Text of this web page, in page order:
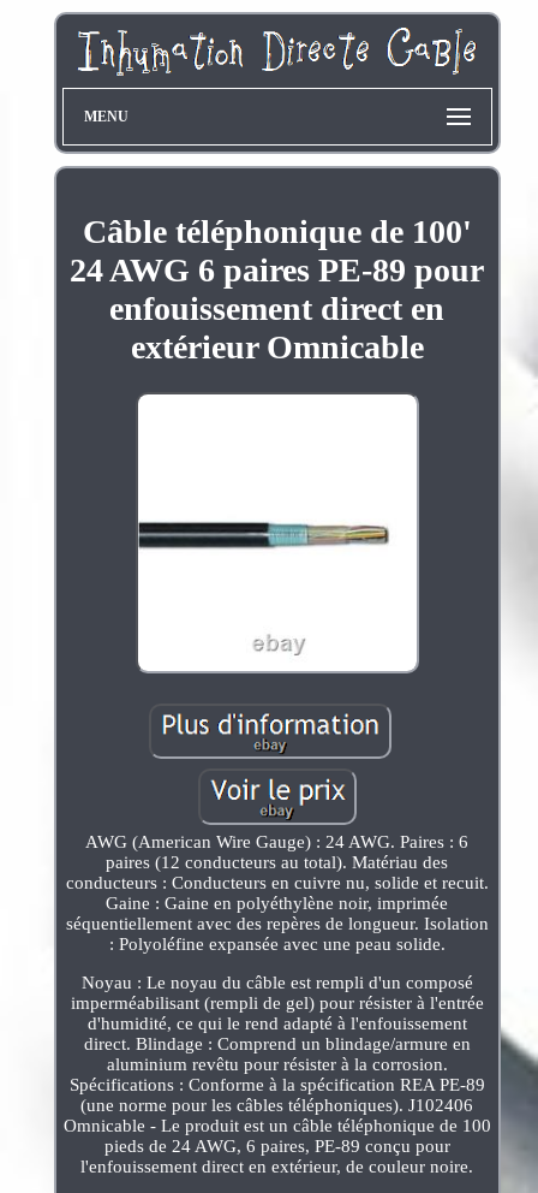
MENU
Câble téléphonique de 100'
24 AWG 6 paires PE-89 pour
enfouissement direct en
extérieur Omnicable
AWG (American Wire Gauge) : 24 AWG. Paires : 6
paires (12 conducteurs au total). Matériau des
conducteurs : Conducteurs en cuivre nu, solide et recuit.
Gaine : Gaine en polyéthylène noir, imprimée
séquentiellement avec des repères de longueur. Isolation
: Polyoléfine expansée avec une peau solide.
Noyau : Le noyau du câble est rempli d'un composé
imperméabilisant (rempli de gel) pour résister à l'entrée
d'humidité, ce qui le rend adapté à l'enfouissement
direct. Blindage : Comprend un blindage/armure en
aluminium revêtu pour résister à la corrosion.
Spécifications : Conforme à la spécification REA PE-89
(une norme pour les câbles téléphoniques). J102406
Omnicable - Le produit est un câble téléphonique de 100
pieds de 24 AWG, 6 paires, PE-89 conçu pour
l'enfouissement direct en extérieur, de couleur noire.